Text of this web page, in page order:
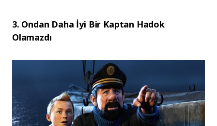
3. Ondan Daha İyi Bir Kaptan Hadok
Olamazdı